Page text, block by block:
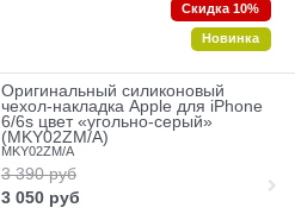
Скидка 10%
Новинка
Оригинальный силиконовый
чехол-накладка Apple для iPhone
6/6s цвет «угольно-серый»
(MKY02ZM/A)
MKY02ZM/A
3 390 руб
3 050 руб